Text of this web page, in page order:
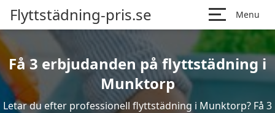
Flyttstädning-pris.se Menu
Få 3 erbjudanden på flyttstädning i
Munktorp
Letar du efter professionell flyttstädning i Munktorp? Få 3